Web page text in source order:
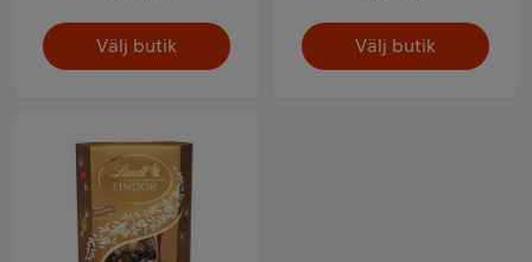
Välj butik Välj butik